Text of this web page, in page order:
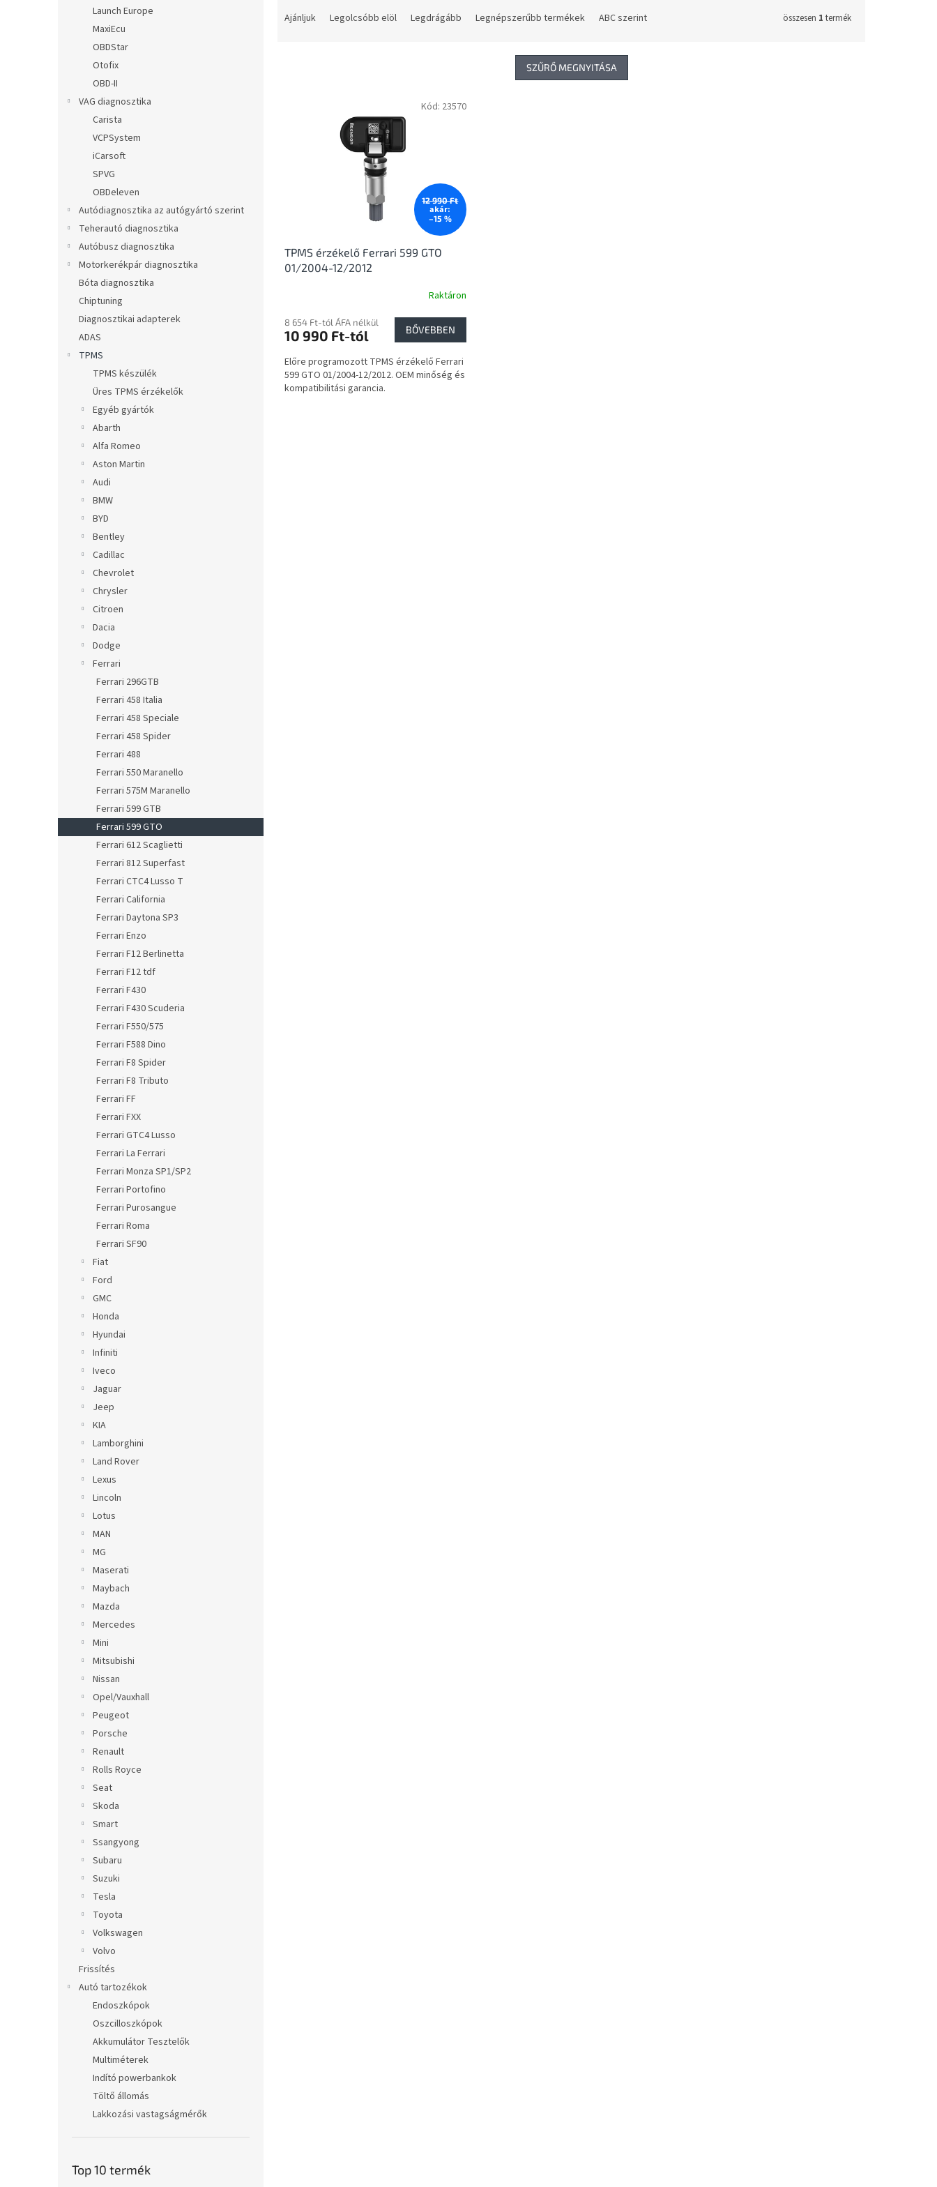
Launch Europe
MaxiEcu
OBDStar
Otofix
OBD-II
VAG diagnosztika
Carista
VCPSystem
iCarsoft
SPVG
OBDeleven
Autódiagnosztika az autógyártó szerint
Teherautó diagnosztika
Autóbusz diagnosztika
Motorkerékpár diagnosztika
Bóta diagnosztika
Chiptuning
Diagnosztikai adapterek
ADAS
TPMS
TPMS készülék
Üres TPMS érzékelők
Egyéb gyártók
Abarth
Alfa Romeo
Aston Martin
Audi
BMW
BYD
Bentley
Cadillac
Chevrolet
Chrysler
Citroen
Dacia
Dodge
Ferrari
Ferrari 296GTB
Ferrari 458 Italia
Ferrari 458 Speciale
Ferrari 458 Spider
Ferrari 488
Ferrari 550 Maranello
Ferrari 575M Maranello
Ferrari 599 GTB
Ferrari 599 GTO
Ferrari 612 Scaglietti
Ferrari 812 Superfast
Ferrari CTC4 Lusso T
Ferrari California
Ferrari Daytona SP3
Ferrari Enzo
Ferrari F12 Berlinetta
Ferrari F12 tdf
Ferrari F430
Ferrari F430 Scuderia
Ferrari F550/575
Ferrari F588 Dino
Ferrari F8 Spider
Ferrari F8 Tributo
Ferrari FF
Ferrari FXX
Ferrari GTC4 Lusso
Ferrari La Ferrari
Ferrari Monza SP1/SP2
Ferrari Portofino
Ferrari Purosangue
Ferrari Roma
Ferrari SF90
Fiat
Ford
GMC
Honda
Hyundai
Infiniti
Iveco
Jaguar
Jeep
KIA
Lamborghini
Land Rover
Lexus
Lincoln
Lotus
MAN
MG
Maserati
Maybach
Mazda
Mercedes
Mini
Mitsubishi
Nissan
Opel/Vauxhall
Peugeot
Porsche
Renault
Rolls Royce
Seat
Skoda
Smart
Ssangyong
Subaru
Suzuki
Tesla
Toyota
Volkswagen
Volvo
Frissítés
Autó tartozékok
Endoszkópok
Oszcilloszkópok
Akkumulátor Tesztelők
Multiméterek
Indító powerbankok
Töltő állomás
Lakkozási vastagságmérők
Top 10 termék
Ajánljuk Legolcsóbb elöl Legdrágább Legnépszerűbb termékek ABC szerint összesen 1 termék
SZŰRŐ MEGNYITÁSA
12 990 Ft
akár:
–15 %
TPMS érzékelő Ferrari 599 GTO
01/2004-12/2012
Raktáron
8 654 Ft-tól ÁFA nélkül
10 990 Ft-tól BŐVEBBEN
Előre programozott TPMS érzékelő Ferrari
599 GTO 01/2004-12/2012. OEM minőség és
kompatibilitási garancia.
Kód: 23570